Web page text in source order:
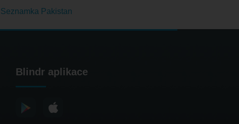
Seznamka Pakistan
Blindr aplikace